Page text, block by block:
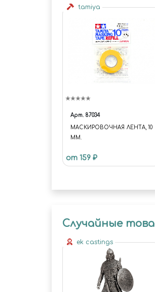
tamiya
Арт. 87034
МАСКИРОВОЧНАЯ ЛЕНТА, 10
ММ.
от 159 ₽
Случайные
ek castings